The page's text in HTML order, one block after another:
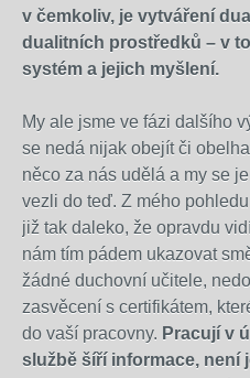
v čemkoliv, je vytváření
dualitních prostředků – v
systém a jejich myšlení.
My ale jsme ve fázi dalšího
se nedá nijak obejít či
něco za nás udělá a my se
vezli do teď. Z mého
již tak daleko, že opravdu
nám tím pádem ukazovat
žádné duchovní učitele,
zasvěcení s certifikátem,
do vaší pracovny. Pracují v
službě šíří informace, není